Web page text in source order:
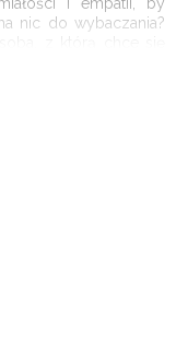
i empatii, by
nic do wybaczania?
innym niż nam
zastanowić, to może